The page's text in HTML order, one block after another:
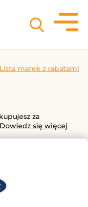
Lista marek z rabatami
za
Dowiedz się więcej